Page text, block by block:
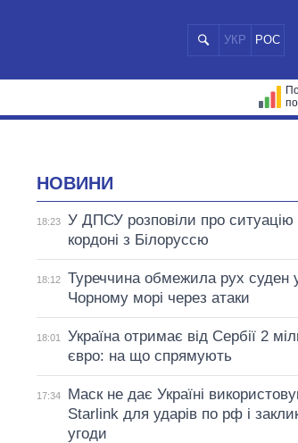
УКР РОС
НОВИНИ
18:23
У ДПСУ розповіли про ситуацію
кордоні з Білоруссю
18:12
Туреччина обмежила рух суден
Чорному морі через атаки
18:01
Україна отримає від Сербії 2
євро: на що спрямують
17:34
Маск не дає Україні
Starlink для ударів по рф і
угоди